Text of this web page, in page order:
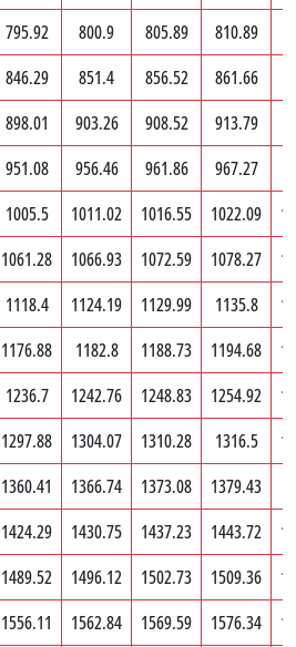
795.92 800.9 805.89 810.89
846.29 851.4 856.52 861.66
898.01 903.26 908.52 913.79
951.08 956.46 961.86 967.27
1005.5 1011.02 1016.55 1022.09
1061.28 1066.93 1072.59 1078.27
1118.4 1124.19 1129.99 1135.8
1176.88 1182.8 1188.73 1194.68
1236.7 1242.76 1248.83 1254.92
1297.88 1304.07 1310.28 1316.5
1360.41 1366.74 1373.08 1379.43
1424.29 1430.75 1437.23 1443.72
1489.52 1496.12 1502.73 1509.36
1556.11 1562.84 1569.59 1576.34